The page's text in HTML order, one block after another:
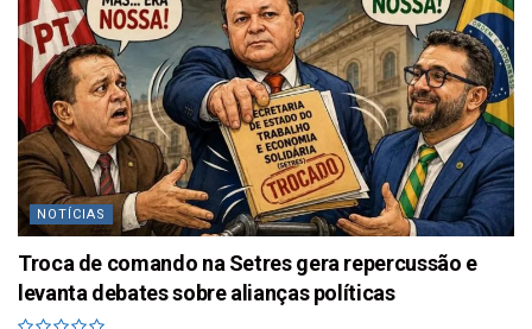
NOTÍCIAS
Troca de comando na Setres gera repercussão e
levanta debates sobre alianças políticas